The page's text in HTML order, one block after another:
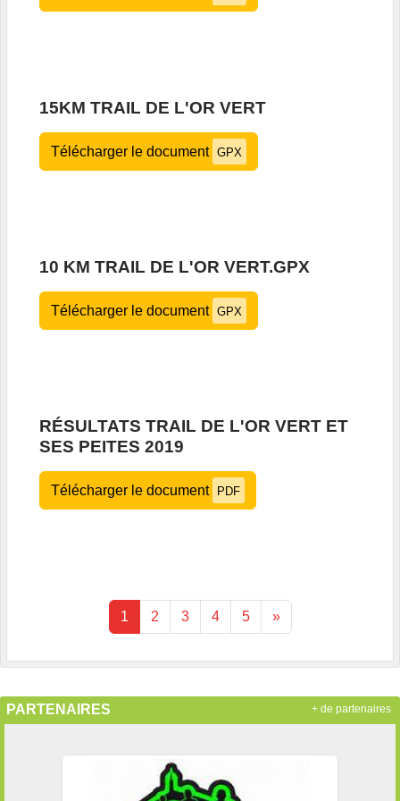
15KM TRAIL DE L'OR VERT
Télécharger le document GPX
10 KM TRAIL DE L'OR VERT.GPX
Télécharger le document GPX
RÉSULTATS TRAIL DE L'OR VERT ET
SES PEITES 2019
Télécharger le document PDF
1 2 3 4 5 »
PARTENAIRES + de partenaires